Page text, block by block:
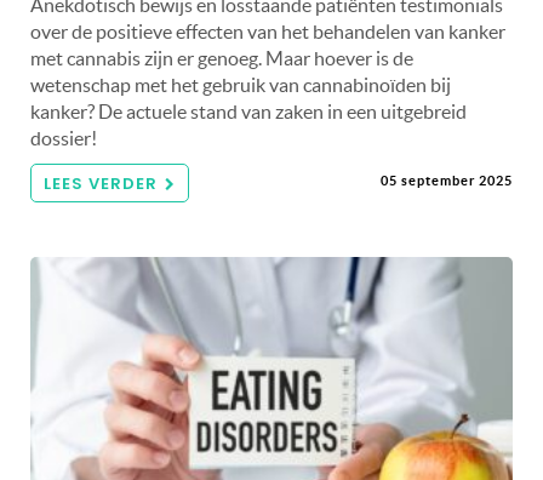
Anekdotisch bewijs en losstaande patiënten testimonials
over de positieve effecten van het behandelen van kanker
met cannabis zijn er genoeg. Maar hoever is de
wetenschap met het gebruik van cannabinoïden bij
kanker? De actuele stand van zaken in een uitgebreid
dossier!
LEES VERDER 05 september 2025